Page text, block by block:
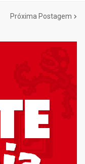
Próxima Postagem